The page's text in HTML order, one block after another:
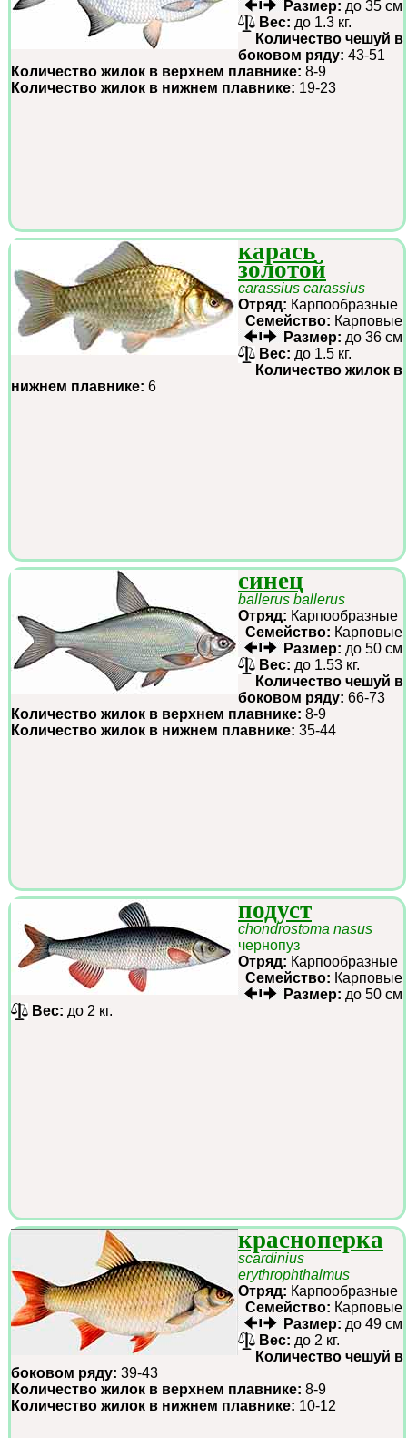
Размер: до 35 см
Вес: до 1.3 кг.
Количество чешуй в
боковом ряду: 43-51
Количество жилок в верхнем плавнике: 8-9
Количество жилок в нижнем плавнике: 19-23
карась
золотой
carassius carassius
Отряд: Карпообразные
Семейство: Карповые
Размер: до 36 см
Вес: до 1.5 кг.
Количество жилок в
нижнем плавнике: 6
синец
ballerus ballerus
Отряд: Карпообразные
Семейство: Карповые
Размер: до 50 см
Вес: до 1.53 кг.
Количество чешуй в
боковом ряду: 66-73
Количество жилок в верхнем плавнике: 8-9
Количество жилок в нижнем плавнике: 35-44
подуст
chondrostoma nasus
чернопуз
Отряд: Карпообразные
Семейство: Карповые
Размер: до 50 см
Вес: до 2 кг.
красноперка
scardinius
erythrophthalmus
Отряд: Карпообразные
Семейство: Карповые
Размер: до 49 см
Вес: до 2 кг.
Количество чешуй в
боковом ряду: 39-43
Количество жилок в верхнем плавнике: 8-9
Количество жилок в нижнем плавнике: 10-12